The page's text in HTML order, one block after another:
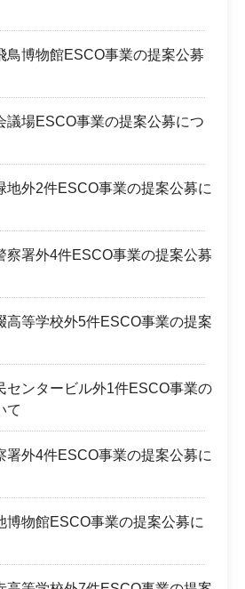
鳥博物館ESCO事業の提案公募
議場ESCO事業の提案公募につ
地外2件ESCO事業の提案公募に
察署外4件ESCO事業の提案公募
高等学校外5件ESCO事業の提案
センタービル外1件ESCO事業の
て
署外4件ESCO事業の提案公募に
博物館ESCO事業の提案公募に